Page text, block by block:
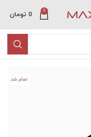
0
0 تومان
تمام شد